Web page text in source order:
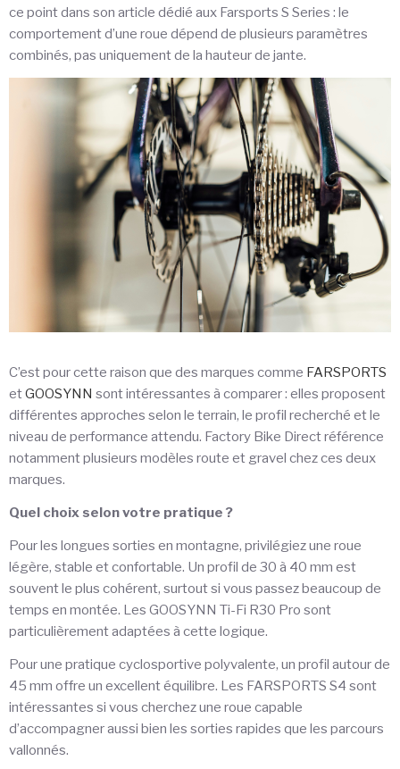
ce point dans son article dédié aux Farsports S Series : le
comportement d’une roue dépend de plusieurs paramètres
combinés, pas uniquement de la hauteur de jante.
C’est pour cette raison que des marques comme FARSPORTS
etGOOSYNN sont intéressantes à comparer : elles proposent
différentes approches selon le terrain, le profil recherché et le
niveau de performance attendu. Factory Bike Direct référence
notamment plusieurs modèles route et gravel chez ces deux
marques.
Quel choix selon votre pratique ?
Pour les longues sorties en montagne, privilégiez une roue
légère, stable et confortable. Un profil de 30 à 40 mm est
souvent le plus cohérent, surtout si vous passez beaucoup de
temps en montée. Les GOOSYNN Ti-Fi R30 Pro sont
particulièrement adaptées à cette logique.
Pour une pratique cyclosportive polyvalente, un profil autour de
45 mm offre un excellent équilibre. Les FARSPORTS S4 sont
intéressantes si vous cherchez une roue capable
d’accompagner aussi bien les sorties rapides que les parcours
vallonnés.